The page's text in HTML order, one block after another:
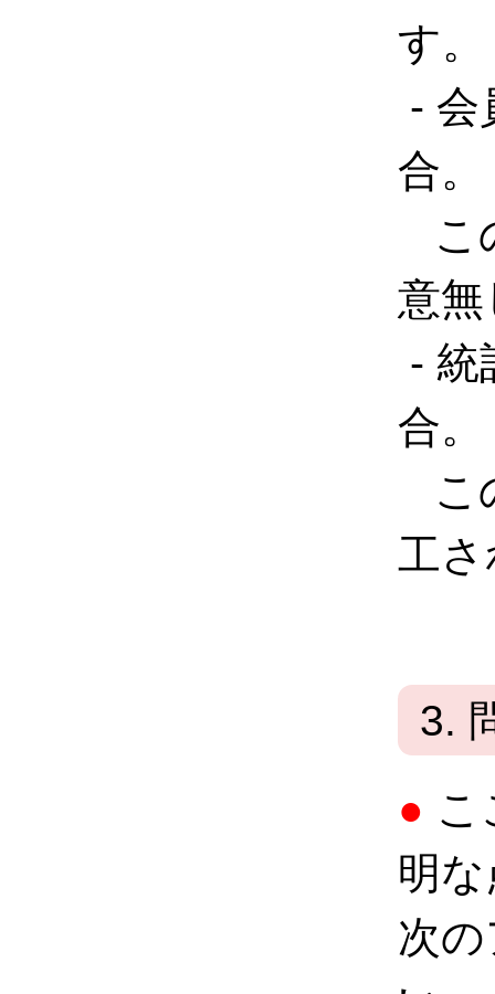
す。
- 会
合。
こ
意
- 統
合。
こ
工
3.
● こ
明
次